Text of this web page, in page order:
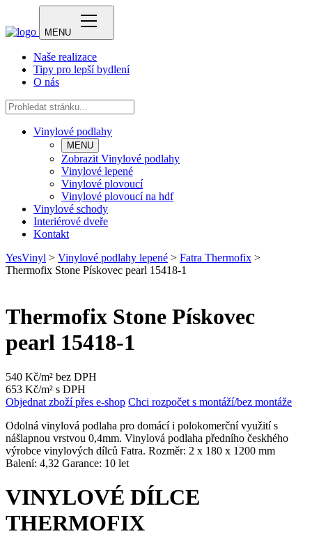
MENU
Naše realizace
Tipy pro lepší bydlení
O nás
Vinylové podlahy
MENU
Zobrazit Vinylové podlahy
Vinylové lepené
Vinylové plovoucí
Vinylové plovoucí na hdf
Vinylové schody
Interiérové dveře
Kontakt
YesVinyl > Vinylové podlahy lepené > Fatra Thermofix >
Thermofix Stone Pískovec pearl 15418-1
Thermofix Stone Pískovec
pearl 15418-1
540 Kč/m² bez DPH
653 Kč/m² s DPH
Objednat zboží přes e-shop Chci rozpočet s montáží/bez montáže
Odolná vinylová podlaha pro domácí i polokomerční využití s
nášlapnou vrstvou 0,4mm. Vinylová podlaha předního českhého
výrobce vinylových dílců Fatra. Rozměr: 2 x 180 x 1200 mm
Balení: 4,32 Garance: 10 let
VINYLOVÉ DÍLCE
THERMOFIX